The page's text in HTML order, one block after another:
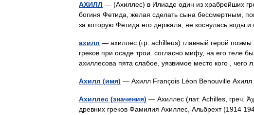
АХИЛЛ — (Ахиллес) в Илиаде один из храбрейших
богиня Фетида, желая сделать сына бессмертным,
за которую Фетида его держала, не коснулась воды
ахилл — ахиллес (гр. achilleus) главный герой
греков при осаде трои. согласно мифу, на его теле
ахиллесова пята слабое, уязвимое место кого ,
Ахилл (имя) — Ахилл François Léon Benouville
Ахиллес (значения) — Ахиллес (лат. Achilles, греч.
древних греков Фамилия Ахиллес, Альбрехт (1914